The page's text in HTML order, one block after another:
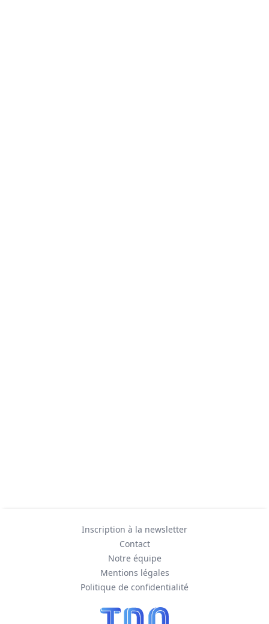
Inscription à la newsletter
Contact
Notre équipe
Mentions légales
Politique de confidentialité